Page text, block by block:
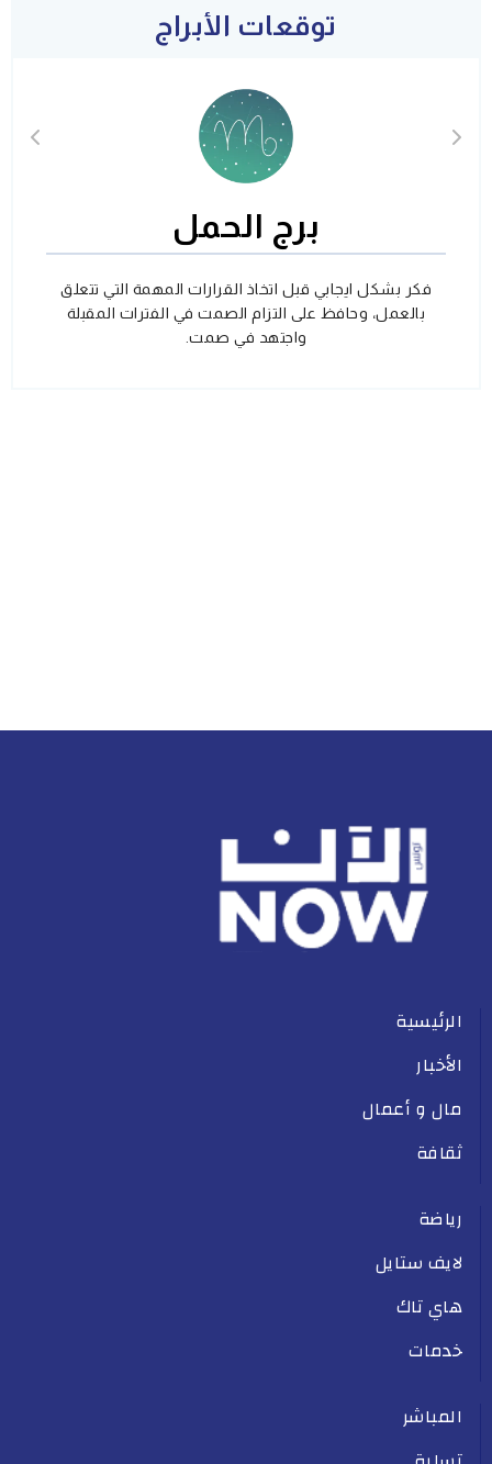
توقعات الأبراج
برج الحمل
فكر بشكل ايجابي قبل اتخاذ القرارات المهمة التي تتعلق
بالعمل، وحافظ على التزام الصمت في الفترات المقبلة
واجتهد في صمت.
الرئيسية
الأخبار
مال و أعمال
ثقافة
رياضة
لايف ستايل
هاي تاك
خدمات
المباشر